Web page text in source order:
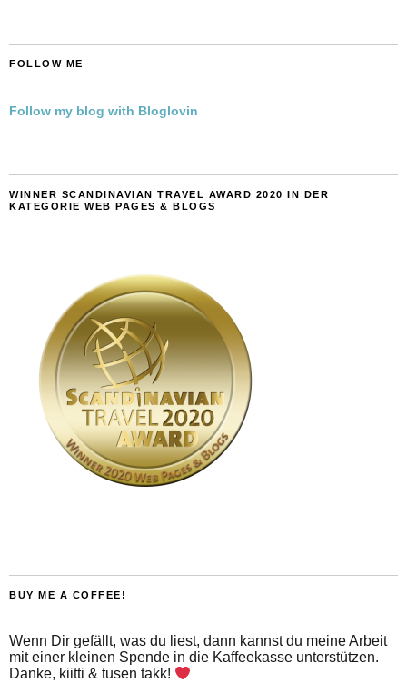
FOLLOW ME
Follow my blog with Bloglovin
WINNER SCANDINAVIAN TRAVEL AWARD 2020 IN DER
KATEGORIE WEB PAGES & BLOGS
BUY ME A COFFEE!
Wenn Dir gefällt, was du liest, dann kannst du meine Arbeit
mit einer kleinen Spende in die Kaffeekasse unterstützen.
Danke, kiitti & tusen takk!